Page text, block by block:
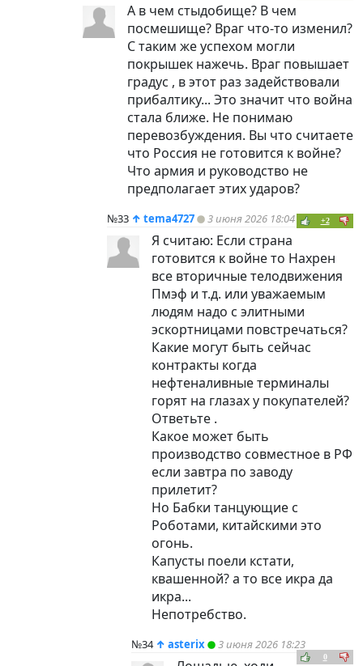
А в чем стыдобище? В чем
посмешище? Враг что-то изменил?
С таким же успехом могли
покрышек нажечь. Враг повышает
градус , в этот раз задействовали
прибалтику... Это значит что война
стала ближе. Не понимаю
перевозбуждения. Вы что считаете
что Россия не готовится к войне?
Что армия и руководство не
предполагает этих ударов?
№33 ↑ tema4727 3 июня 2026 18:04 +2
Я считаю: Если страна
готовится к войне то Нахрен
все вторичные телодвижения
Пмэф и т.д. или уважаемым
людям надо с элитными
эскортницами повстречаться?
Какие могут быть сейчас
контракты когда
нефтеналивные терминалы
горят на глазах у покупателей?
Ответьте .
Какое может быть
производство совместное в РФ
если завтра по заводу
прилетит?
Но Бабки танцующие с
Роботами, китайскими это
огонь.
Капусты поели кстати,
квашенной? а то все икра да
икра...
Непотребство.
№34 ↑ asterix 3 июня 2026 18:23
0